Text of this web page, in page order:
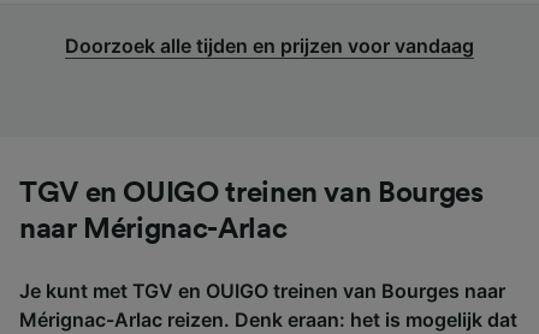
Doorzoek alle tijden en prijzen voor vandaag
TGV en OUIGO treinen van Bourges
naar Mérignac-Arlac
Je kunt met TGV en OUIGO treinen van Bourges naar
Mérignac-Arlac reizen. Denk eraan: het is mogelijk dat